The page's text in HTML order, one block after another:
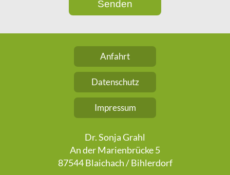
Senden
Anfahrt
Datenschutz
Impressum
Dr. Sonja Grahl
An der Marienbrücke 5
87544 Blaichach / Bihlerdorf